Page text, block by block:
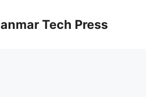
Tech Press